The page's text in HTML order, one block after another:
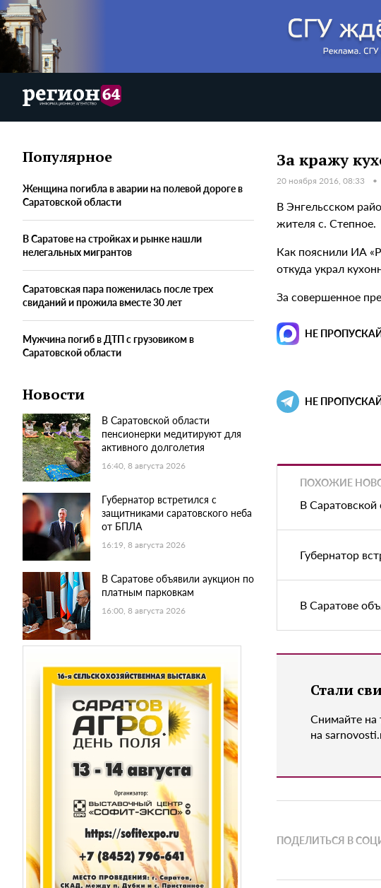
Популярное
Женщина погибла в аварии на полевой дороге в
Саратовской области
В Саратове на стройках и рынке нашли
нелегальных мигрантов
Саратовская пара поженилась после трех
свиданий и прожила вместе 30 лет
Мужчина погиб в ДТП с грузовиком в
Саратовской области
Новости
В Саратовской области
пенсионерки медитируют для
активного долголетия
16:40, 8 августа 2026
Губернатор встретился с
защитниками саратовского неба
от БПЛА
16:19, 8 августа 2026
В Саратове объявили аукцион по
платным парковкам
16:00, 8 августа 2026
За кражу
20 ноября 2016, 08:33
В Энгельсском
жителя с. Степное.
Как пояснили ИА
откуда украл
За совершенное
НЕ
НЕ
ПОХОЖИЕ
В
Губернатор
В Саратове
Стали
Снимайте на
на
ПОДЕЛИТЬСЯ В